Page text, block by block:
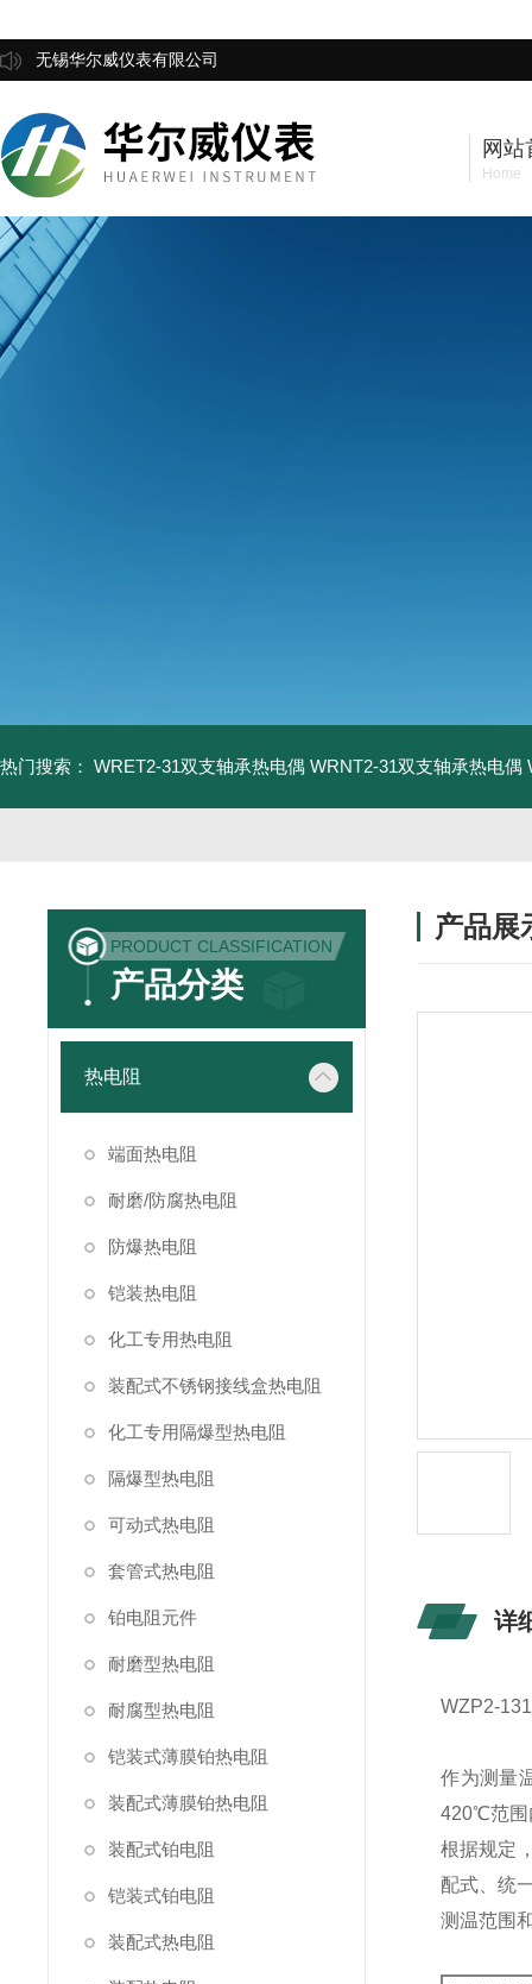
无锡华尔威仪表有限公司
网站
Home
热门搜索： WRET2-31双支轴承热电偶 WRNT2-31双支轴承热电偶
PRODUCT CLASSIFICATION
产品分类
热电阻
端面热电阻
耐磨/防腐热电阻
防爆热电阻
铠装热电阻
化工专用热电阻
装配式不锈钢接线盒热电阻
化工专用隔爆型热电阻
隔爆型热电阻
可动式热电阻
套管式热电阻
铂电阻元件
耐磨型热电阻
耐腐型热电阻
铠装式薄膜铂热电阻
装配式薄膜铂热电阻
装配式铂电阻
铠装式铂电阻
装配式热电阻
产品展
详
WZP2-
作为测量
420℃范围
根据规定
配式、统
测温范围